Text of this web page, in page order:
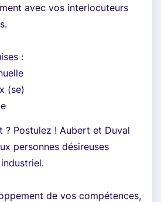
avec vos interlocuteurs
:
(se)
? Postulez ! Aubert et Duval
personnes désireuses
de vos compétences,